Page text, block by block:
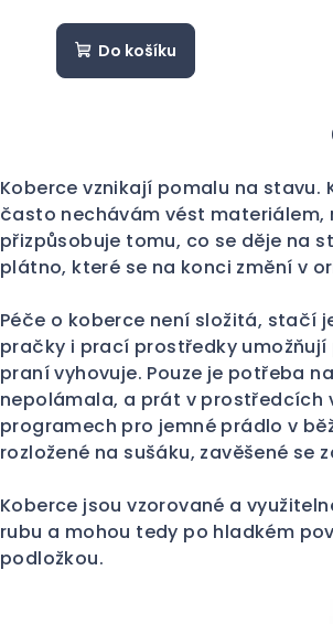
Do košíku
Koberce vznikají pomalu na stavu.
často nechávám vést materiálem,
přizpůsobuje tomu, co se děje na
plátno, které se na konci změní v
Péče o koberce není složitá, stačí
pračky i prací prostředky
praní vyhovuje. Pouze je potřeba
nepolámala, a prát v prostředcích
programech pro jemné prádlo v
rozložené na sušáku, zavěšené se
Koberce jsou vzorované a
rubu a mohou tedy po hladkém
podložkou.